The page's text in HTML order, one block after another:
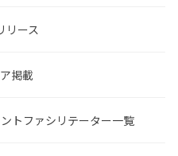
リース
掲載
トファシリテーター一覧